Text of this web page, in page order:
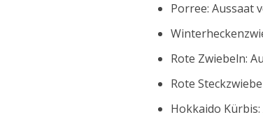
Porree: Aussaat
Rote Zwiebeln:
Rote
Hokkaido